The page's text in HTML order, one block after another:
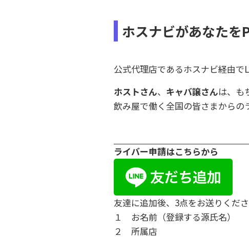
ホスナビがあなたを
公式代理店であるホスナビ経由
ホストさん、 キャバ譲さんは、も
飲み屋で働く全国の皆さまからの
ライバー申請はこちらから
友達に追加後、3点をお送りくださ
１ お名前（登録する源氏名）
２ 所属店